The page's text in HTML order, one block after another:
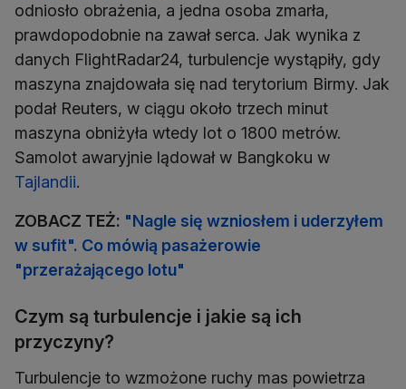
odniosło obrażenia, a jedna osoba zmarła,
prawdopodobnie na zawał serca. Jak wynika z
danych FlightRadar24, turbulencje wystąpiły, gdy
maszyna znajdowała się nad terytorium Birmy. Jak
podał Reuters, w ciągu około trzech minut
maszyna obniżyła wtedy lot o 1800 metrów.
Samolot awaryjnie lądował w Bangkoku w
Tajlandii.
ZOBACZ TEŻ: "Nagle się wzniosłem i uderzyłem
w sufit". Co mówią pasażerowie
"przerażającego lotu"
Czym są turbulencje i jakie są ich
przyczyny?
Turbulencje to wzmożone ruchy mas powietrza